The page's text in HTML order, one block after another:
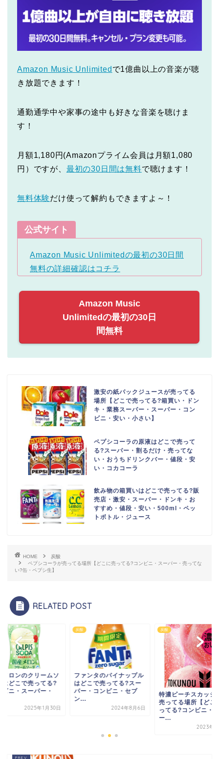
Amazon Music Unlimited で1億曲以上の音楽が聴
き放題できます！
通勤通学中や家事の途中も好きな音楽を聴けま
す！
月額1,180円(Amazonプライム会員は月額1,080
円）ですが、 最初の30日間は無料で聴けます！
無料体験だけ使って解約もできますよ～！
公式サイト
Amazon Music Unlimitedの最初の30日間
無料の詳細確認はコチラ
Amazon Music
Unlimitedの最初の30日
間無料
激安の紙パックジュースが売ってる
場所【どこで売ってる?箱買い・ドン
キ・業務スーパー・スーパー・コン
ビニ・安い・小さい】
ペプシコーラの原液はどこで売って
る?スーパー・割るだけ・売ってな
い・おうちドリンクバー・値段・安
い・コカコーラ
飲み物の箱買いはどこで売ってる?販
売店・激安・スーパー・ドンキ・お
すすめ・値段・安い・500ml・ペッ
トボトル・ジュース
HOME
炭酸
ペプシコーラが売ってる場所【どこに売ってる?コンビニ・スーパー・売ってな
い?缶・ペプシ生】
RELATED POST
ソ
?
炭酸
ファンタのパイナップル
はどこで売ってる?スー
パー・コンビニ・セブ
炭酸
特濃ピーチスカッシュが
売ってる場所【どこで売
ってる?コンビニ・ス
炭酸
国産メ
ーダは
コンビ
カ...